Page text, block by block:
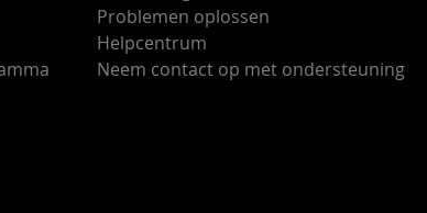
Problemen oplossen
Helpcentrum
Neem contact op met ondersteuning